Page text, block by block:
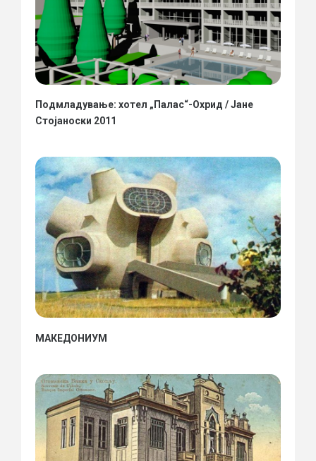
Подмладување: хотел „Палас“-Охрид / Јане
Стојаноски 2011
МАКЕДОНИУМ